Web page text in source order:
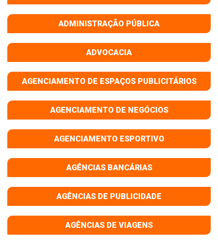
ADMINISTRAÇÃO PÚBLICA
ADVOCACIA
AGENCIAMENTO DE ESPAÇOS PUBLICITÁRIOS
AGENCIAMENTO DE NEGÓCIOS
AGENCIAMENTO ESPORTIVO
AGÊNCIAS BANCÁRIAS
AGÊNCIAS DE PUBLICIDADE
AGÊNCIAS DE VIAGENS